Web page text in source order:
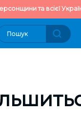
та всієї